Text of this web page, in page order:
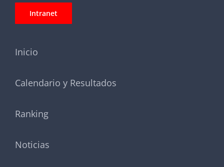
Intranet
Inicio
Calendario y Resultados
Ranking
Noticias